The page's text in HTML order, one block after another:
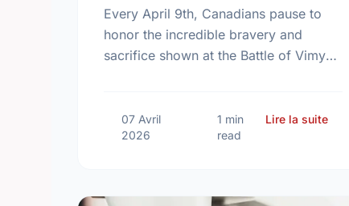
Every April 9th, Canadians pause to
honor the incredible bravery and
sacrifice shown at the Battle of Vimy
07 Avril
2026
1 min
read
Lire la suitesur